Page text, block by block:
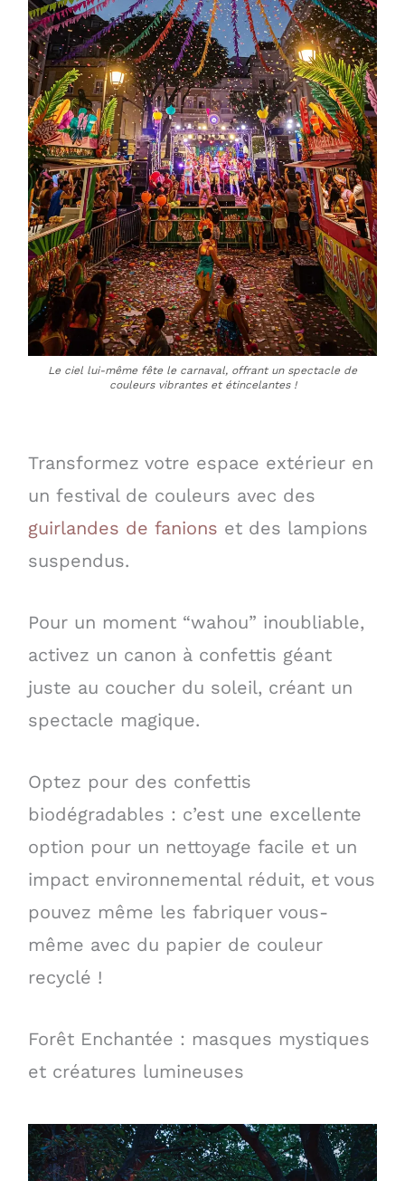
Le ciel lui-même fête le carnaval, offrant un spectacle de
couleurs vibrantes et étincelantes !
Transformez votre espace extérieur en
un festival de couleurs avec des
guirlandes de fanions et des lampions
suspendus.
Pour un moment “wahou” inoubliable,
activez un canon à confettis géant
juste au coucher du soleil, créant un
spectacle magique.
Optez pour des confettis
biodégradables : c’est une excellente
option pour un nettoyage facile et un
impact environnemental réduit, et vous
pouvez même les fabriquer vous-
même avec du papier de couleur
recyclé !
Forêt Enchantée : masques mystiques
et créatures lumineuses